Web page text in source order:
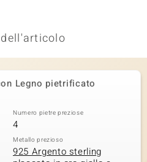
Legno pietrificato
Numero pietre preziose
4
Metallo prezioso
925 Argento sterling